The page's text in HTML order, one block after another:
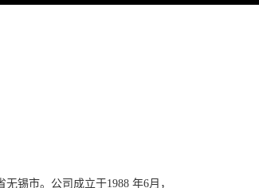
锡市。公司成立于1988 年6月，